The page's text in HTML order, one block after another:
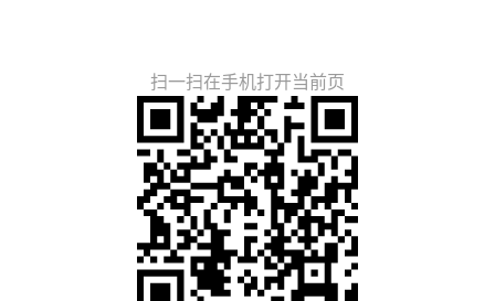
扫一扫在手机打开当前页